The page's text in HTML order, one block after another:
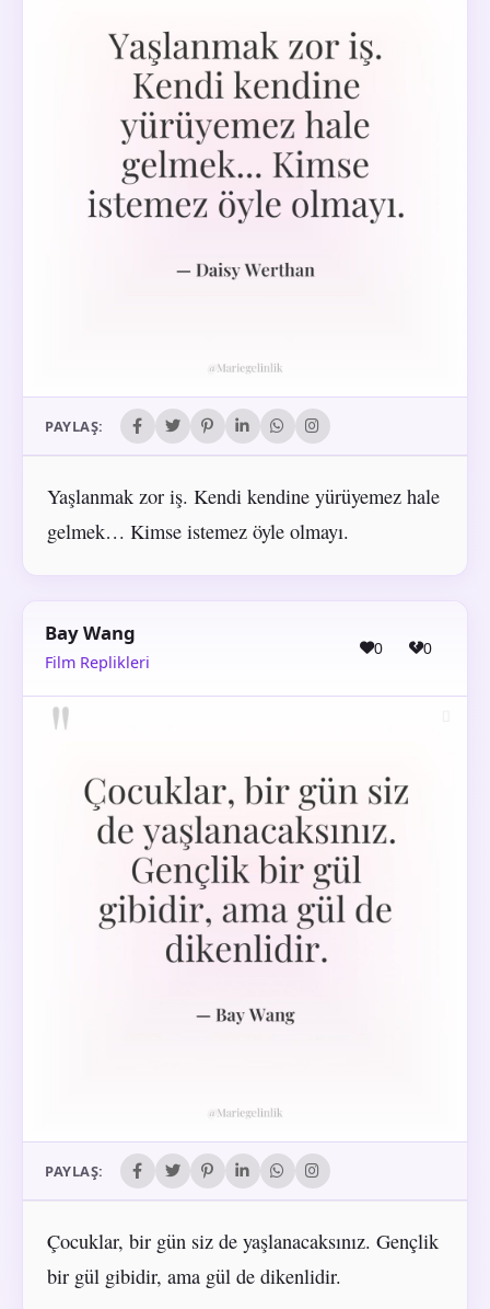
PAYLAŞ:
Yaşlanmak zor iş. Kendi kendine yürüyemez hale
gelmek… Kimse istemez öyle olmayı.
Bay Wang
Film Replikleri
0 0
PAYLAŞ:
Çocuklar, bir gün siz de yaşlanacaksınız. Gençlik
bir gül gibidir, ama gül de dikenlidir.